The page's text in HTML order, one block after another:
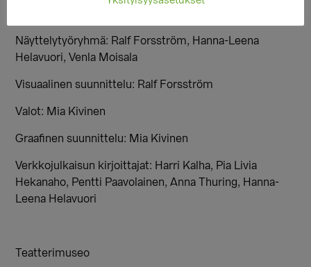
Näyttelytyöryhmä: Ralf Forsström, Hanna-Leena
Helavuori, Venla Moisala
Visuaalinen suunnittelu: Ralf Forsström
Valot: Mia Kivinen
Graafinen suunnittelu: Mia Kivinen
Verkkojulkaisun kirjoittajat: Harri Kalha, Pia Livia
Hekanaho, Pentti Paavolainen, Anna Thuring, Hanna-
Leena Helavuori
Teatterimuseo